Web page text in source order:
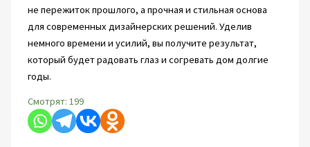
не пережиток прошлого, а прочная и стильная основа
для современных дизайнерских решений. Уделив
немного времени и усилий, вы получите результат,
который будет радовать глаз и согревать дом долгие
годы.
Смотрят: 199